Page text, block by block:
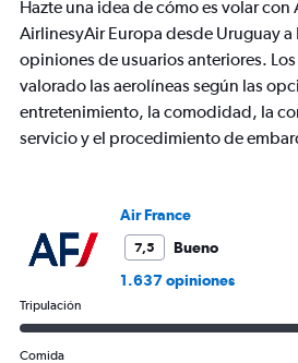
1
Y
axis
displaying
Range:
Hazte una idea de cómo es volar con
AirlinesyAir Europa desde Uruguay a
opiniones de usuarios anteriores.
valorado las aerolíneas según las
entretenimiento, la comodidad, la
servicio y el procedimiento de
Air France
7,5
Bueno
1.637 opiniones
Tripulación
Comida